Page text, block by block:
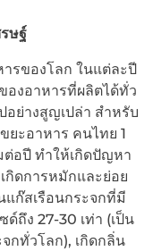
ษฐ์
รของโลก ในแต่ละปี
องอาหารที่ผลิตได้ทั่ว
อย่างสูญเปล่า สำหรับ
ยะอาหาร คนไทย 1
ต่อปี ทำให้เกิดปัญหา
ดการหมักและย่อย
แก๊สเรือนกระจกที่มี
ถึง 27-30 เท่า (เป็น
จกทั่วโลก), เกิดกลิ่น